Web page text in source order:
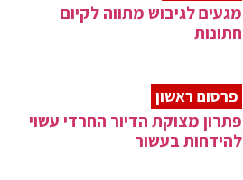
מגעים לגיבוש מתווה לקיום
חתונות
פרסום ראשון
פתרון מצוקת הדיור החרדי עשוי
להידחות בעשור